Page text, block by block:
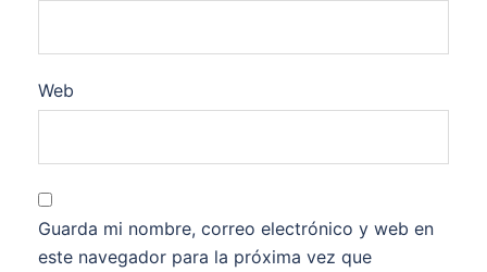
Web
Guarda mi nombre, correo electrónico y web en
este navegador para la próxima vez que